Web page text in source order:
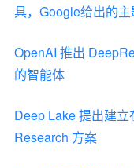
具，Google给出的
OpenAI 推出
的智能体
Deep Lake 提出建
Research 方案